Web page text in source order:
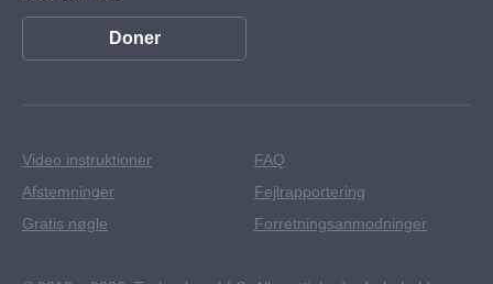
Doner
Video instruktioner
Afstemninger
Gratis nøgle
FAQ
Fejlrapportering
Forretningsanmodninger